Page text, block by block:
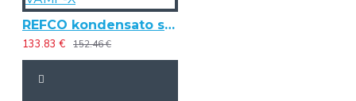
REFCO kondensato siurblys su optiniu davikliu VAMP-X
133.83 € 152.46 €